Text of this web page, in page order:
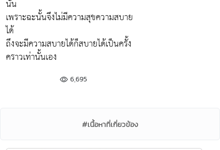
นั้น
เพราะฉะนั้นจึงไม่มีความสุขความสบาย
ได้
ถึงจะมีความสบายได้ก็สบายได้เป็นครั้ง
คราวเท่านั้นเอง
6,695
#เนื้อหาที่เกี่ยวข้อง